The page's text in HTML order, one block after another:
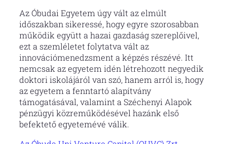
Az Óbudai Egyetem úgy vált az elmúlt
időszakban sikeressé, hogy egyre szorosabban
működik együtt a hazai gazdaság szereplőivel,
ezt a szemléletet folytatva vált az
innovációmenedzsment a képzés részévé. Itt
nemcsak az egyetem idén létrehozott negyedik
doktori iskolájáról van szó, hanem arról is, hogy
az egyetem a fenntartó alapítvány
támogatásával, valamint a Széchenyi Alapok
pénzügyi közreműködésével hazánk első
befektető egyetemévé válik.